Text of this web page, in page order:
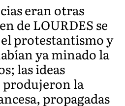
eran otras
de LOURDES se
protestantismo y
ya minado la
las ideas
produjeron la
propagadas